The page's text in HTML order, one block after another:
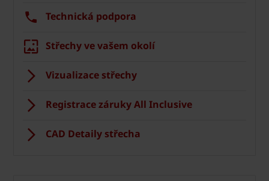
Technická podpora
Střechy ve vašem okolí
Vizualizace střechy
Registrace záruky All Inclusive
CAD Detaily střecha